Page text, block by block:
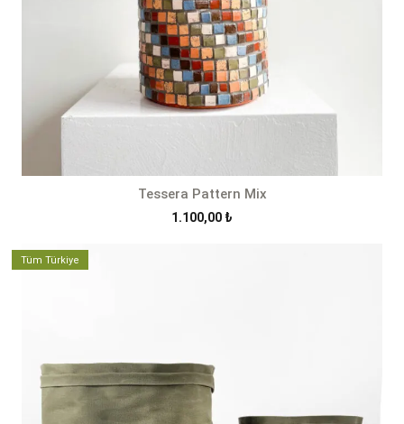
Tessera Pattern Mix
1.100,00 ₺
Tüm Türkiye